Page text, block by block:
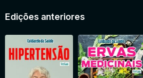
Edições anteriores